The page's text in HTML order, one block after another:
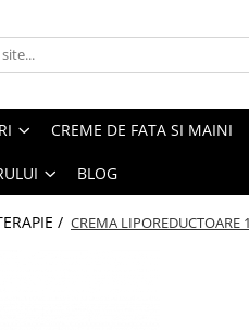
CREME DE FATA SI MAINI
BLOG
/ CREMA LIPOREDUCTOARE